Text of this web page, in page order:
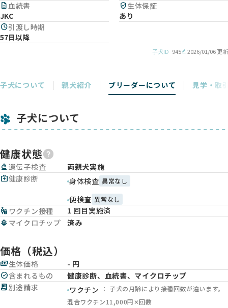
description血統書
JKC
verified_user生体保証
あり
schedule引渡し時期
57日以降
子犬ID 945 2026/01/06 更新
子犬について 親犬紹介 ブリーダーについて 見学・取
子犬について
健康状態
biotech 遺伝子検査
両親犬実施
medical_services健康診断 身体検査 異常なし
便検査 異常なし
vaccines ワクチン接種
1 回目実施済
memory マイクロチップ 済み
価格（税込）
payments生体価格
- 円
check_circle含まれるもの
健康診断、血統書、マイクロチップ
receipt_long別途請求 ワクチン
： 子犬の月齢により接種回数が違います。
混合ワクチン11,000円✕回数